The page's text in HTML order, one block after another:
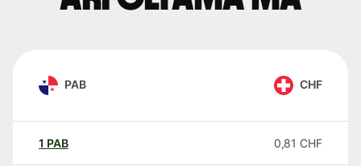
PAB CHF
1 PAB 0,81 CHF